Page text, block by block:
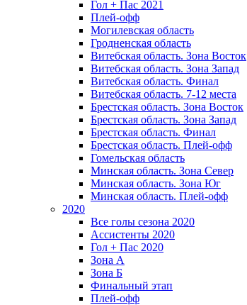
Гол + Пас 2021
Плей-офф
Могилевская область
Гродненская область
Витебская область. Зона Восток
Витебская область. Зона Запад
Витебская область. Финал
Витебская область. 7-12 места
Брестская область. Зона Восток
Брестская область. Зона Запад
Брестская область. Финал
Брестская область. Плей-офф
Гомельская область
Минская область. Зона Север
Минская область. Зона Юг
Минская область. Плей-офф
2020
Все голы сезона 2020
Ассистенты 2020
Гол + Пас 2020
Зона А
Зона Б
Финальный этап
Плей-офф